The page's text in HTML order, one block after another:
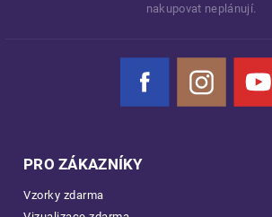
nakupovat neplánují.
Facebook Instagram YouTube
PRO ZÁKAZNÍKY
Vzorky zdarma